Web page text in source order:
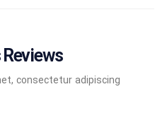
consectetur adipiscing.